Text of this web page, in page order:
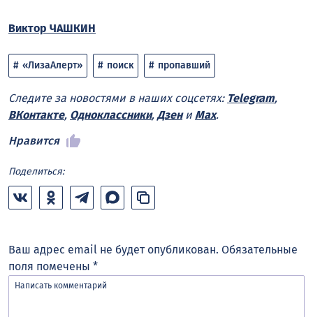
Виктор ЧАШКИН
«ЛизаАлерт» поиск пропавший
Следите за новостями в наших соцсетях: Telegram,
ВКонтакте, Одноклассники, Дзени Max.
Нравится
Поделиться:
Ваш адрес email не будет опубликован. Обязательные
поля помечены *